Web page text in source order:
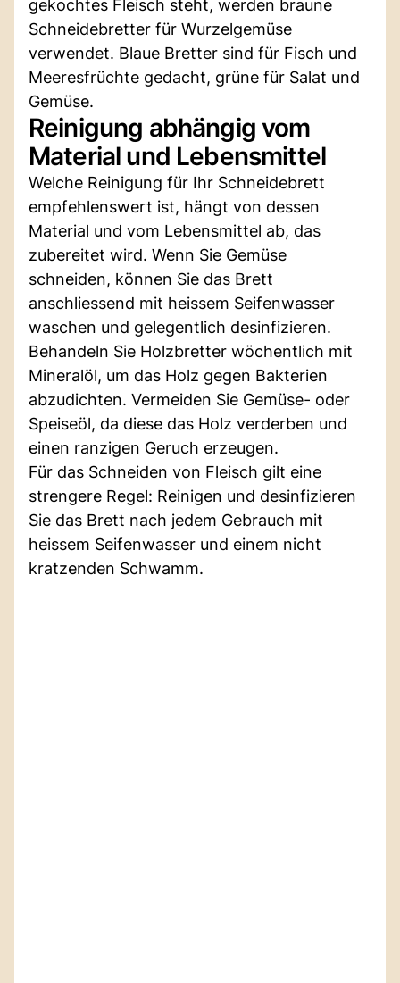
gekochtes Fleisch steht, werden braune
Schneidebretter für Wurzelgemüse
verwendet. Blaue Bretter sind für Fisch und
Meeresfrüchte gedacht, grüne für Salat und
Gemüse.
Reinigung abhängig vom
Material und Lebensmittel
Welche Reinigung für Ihr Schneidebrett
empfehlenswert ist, hängt von dessen
Material und vom Lebensmittel ab, das
zubereitet wird. Wenn Sie Gemüse
schneiden, können Sie das Brett
anschliessend mit heissem Seifenwasser
waschen und gelegentlich desinfizieren.
Behandeln Sie Holzbretter wöchentlich mit
Mineralöl, um das Holz gegen Bakterien
abzudichten. Vermeiden Sie Gemüse- oder
Speiseöl, da diese das Holz verderben und
einen ranzigen Geruch erzeugen.
Für das Schneiden von Fleisch gilt eine
strengere Regel: Reinigen und desinfizieren
Sie das Brett nach jedem Gebrauch mit
heissem Seifenwasser und einem nicht
kratzenden Schwamm.